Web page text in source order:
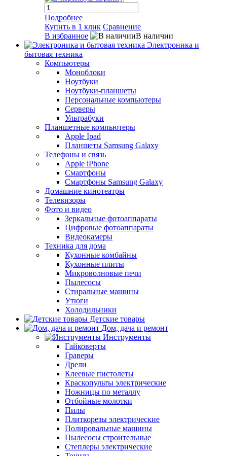
Подробнее
Купить в 1 клик Сравнение
В избранное
В наличии
Электроника и
бытовая техника
Компьютеры
Моноблоки
Ноутбуки
Ноутбуки-планшеты
Персональные компьютеры
Серверы
Ультрабуки
Планшетные компьютеры
Apple Ipad
Планшеты Samsung Galaxy
Телефоны и связь
Apple iPhone
Смартфоны
Смартфоны Samsung Galaxy
Домашние кинотеатры
Телевизоры
Фото и видео
Зеркальные фотоаппараты
Цифровые фотоаппараты
Видеокамеры
Техника для дома
Кухонные комбайны
Кухонные плиты
Микроволновые печи
Пылесосы
Стиральные машины
Утюги
Холодильники
Детские товары
Дом, дача и ремонт
Инструменты
Гайковерты
Граверы
Дрели
Клеевые пистолеты
Краскопульты электрические
Ножницы по металлу
Отбойные молотки
Пилы
Плиткорезы электрические
Полировальные машины
Пылесосы строительные
Степлеры электрические